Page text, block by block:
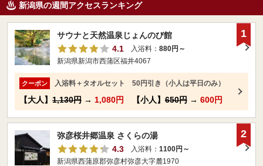
新潟県の週間アクセスランキング
サウナと天然温泉じょんのび館
4.1
入浴料： 880円～
新潟県新潟市西蒲区福井4067
クーポン 入浴料＋タオルセット 50円引き（小人は平日のみ）
【大人】 1,130円 → 1,080円 【小人】 650円 → 600円
1
弥彦桜井郷温泉 さくらの湯
4.3
入浴料： 1100円～
新潟県西蒲原郡弥彦村弥彦大字麓1970
2